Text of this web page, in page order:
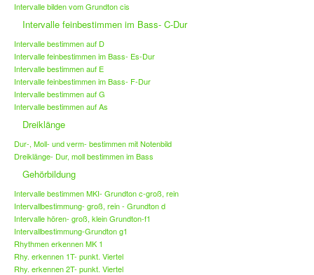
Intervalle bilden vom Grundton cis
Intervalle feinbestimmen im Bass- C-Dur
Intervalle bestimmen auf D
Intervalle feinbestimmen im Bass- Es-Dur
Intervalle bestimmen auf E
Intervalle feinbestimmen im Bass- F-Dur
Intervalle bestimmen auf G
Intervalle bestimmen auf As
Dreiklänge
Dur-, Moll- und verm- bestimmen mit Notenbild
Dreiklänge- Dur, moll bestimmen im Bass
Gehörbildung
Intervalle bestimmen MKI- Grundton c-groß, rein
Intervallbestimmung- groß, rein - Grundton d
Intervalle hören- groß, klein Grundton-f1
Intervallbestimmung-Grundton g1
Rhythmen erkennen MK 1
Rhy. erkennen 1T- punkt. Viertel
Rhy. erkennen 2T- punkt. Viertel